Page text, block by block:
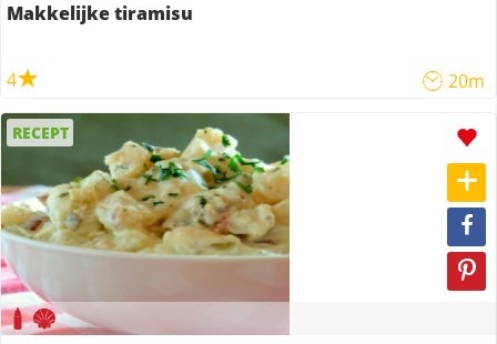
Makkelijke tiramisu
4 20m
RECEPT